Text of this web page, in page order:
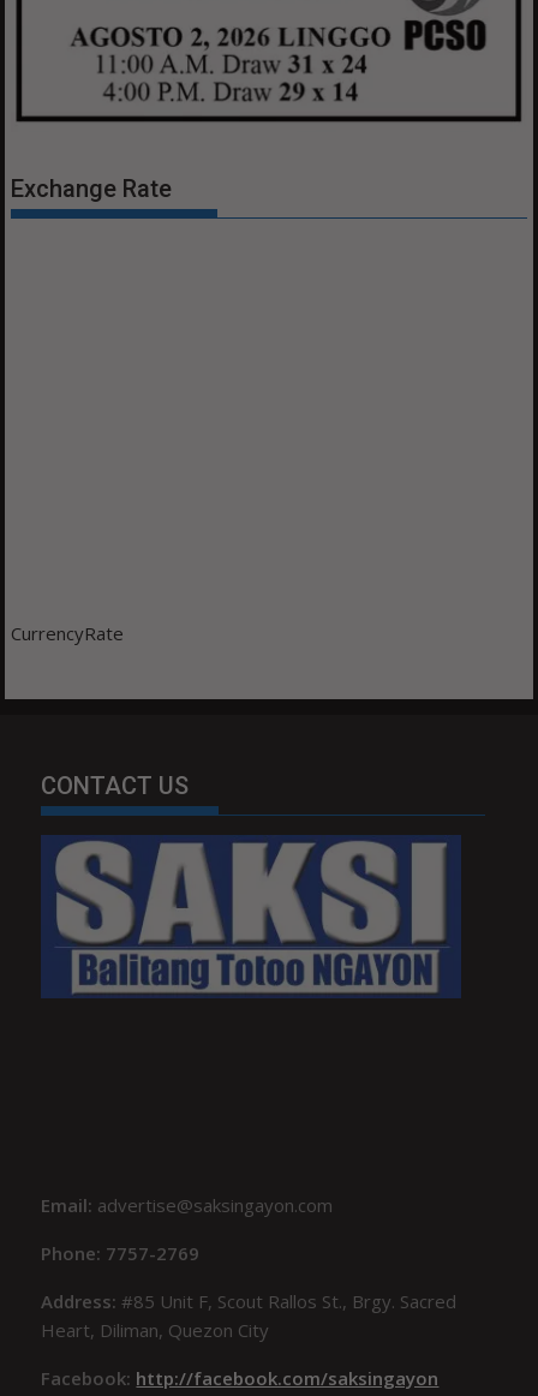
Exchange Rate
CurrencyRate
CONTACT US
Email: advertise@saksingayon.com
Phone: 7757-2769
Address:#85 Unit F, Scout Rallos St., Brgy. Sacred
Heart, Diliman, Quezon City
Facebook: http://facebook.com/saksingayon